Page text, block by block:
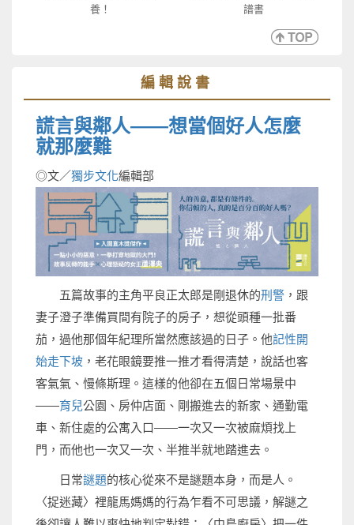
養！
譜書
編輯說書
謊言與鄰人——想當個好人怎麼
就那麼難
◎文／獨步文化編輯部
五篇故事的主角平良正太郎是剛退休的刑警 ，跟
妻子澄子準備買間有院子的房子，想從頭種一批番
茄，過他那個年紀理所當然應該過的日子。他記性開
始走下坡 ，老花眼鏡要推一推才看得清楚，說話也客
客氣氣、慢條斯理。這樣的他卻在五個日常場景中
——育兒公園、房仲店面、剛搬進去的新家、通勤電
車、新住處的公寓入口——一次又一次被麻煩找上
門，而他也一次又一次、半推半就地踏進去。
日常謎題的核心從來不是謎題本身，而是人。
〈捉迷藏〉裡龍馬媽媽的行為乍看不可思議，解謎之